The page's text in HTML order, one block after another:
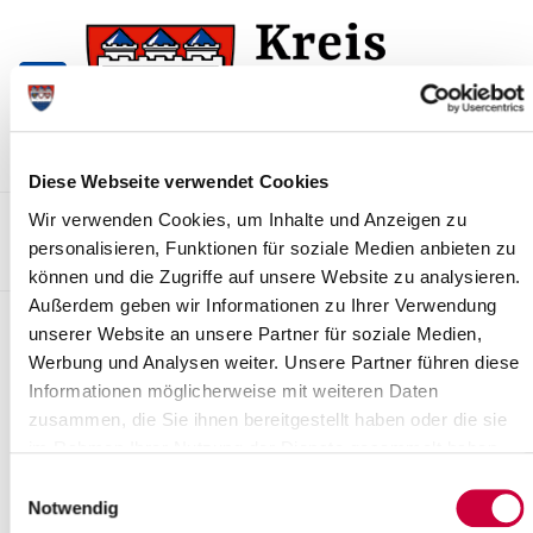
Diese Webseite verwendet Cookies
Wir verwenden Cookies, um Inhalte und Anzeigen zu
personalisieren, Funktionen für soziale Medien anbieten zu
können und die Zugriffe auf unsere Website zu analysieren.
Außerdem geben wir Informationen zu Ihrer Verwendung
unserer Website an unsere Partner für soziale Medien,
Werbung und Analysen weiter. Unsere Partner führen diese
Informationen möglicherweise mit weiteren Daten
zusammen, die Sie ihnen bereitgestellt haben oder die sie
Notwendig
springen
springen
Kontakt Sitemap Presse & Aktuelles Veranstaltungen
Karriere und Nachwuchskräfte Suchen
Impfzentrum Steinburg 7-Tage-
Woche
Das Impfzentrum Steinburg schließt am 26.09.2021.